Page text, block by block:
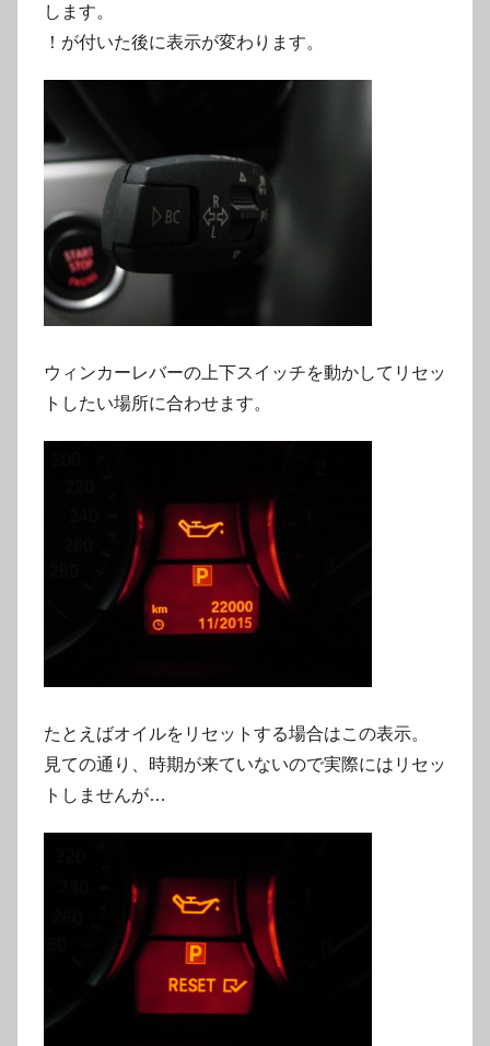
します。
！が付いた後に表示が変わります。
ウィンカーレバーの上下スイッチを動かしてリセッ
トしたい場所に合わせます。
たとえばオイルをリセットする場合はこの表示。
見ての通り、時期が来ていないので実際にはリセッ
トしませんが…